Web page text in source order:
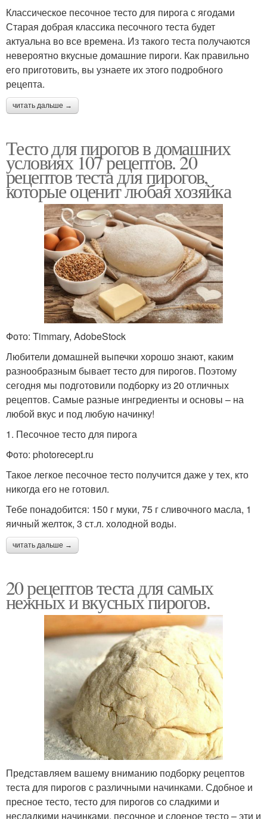
Пятиминутка для
пирогов
Тесто для булочек
Сдобное тесто Нежное тесто
Соленое тесто
Тесто для несладких
пирогов
Тесто для заливных
пирогов
Пироги без
преувеличения
Заливное тесто Простые пироги
Пироги в домашних
условиях
Классическое песочное тесто для пирога с ягодами
Старая добрая классика песочного теста будет
актуальна во все времена. Из такого теста получаются
невероятно вкусные домашние пироги. Как правильно
его приготовить, вы узнаете их этого подробного
рецепта.
читать дальше →
Тесто для пирогов в домашних
условиях 107 рецептов. 20
рецептов теста для пирогов,
которые оценит любая хозяйка
Фото: Timmary, AdobeStock
Любители домашней выпечки хорошо знают, каким
разнообразным бывает тесто для пирогов. Поэтому
сегодня мы подготовили подборку из 20 отличных
рецептов. Самые разные ингредиенты и основы – на
любой вкус и под любую начинку!
1. Песочное тесто для пирога
Фото: photorecept.ru
Такое легкое песочное тесто получится даже у тех, кто
никогда его не готовил.
Тебе понадобится: 150 г муки, 75 г сливочного масла, 1
яичный желток, 3 ст.л. холодной воды.
читать дальше →
20 рецептов теста для самых
нежных и вкусных пирогов.
Представляем вашему вниманию подборку рецептов
теста для пирогов с различными начинками. Сдобное и
пресное тесто, тесто для пирогов со сладкими и
несладкими начинками, песочное и слоеное тесто – эти и